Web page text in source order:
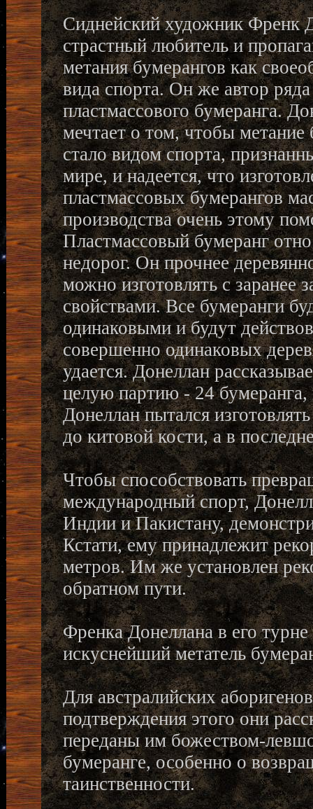
Сиднейский художник Френк
страстный любитель и
метания бумерангов как
вида спорта. Он же автор
пластмассового бумеранга.
мечтает о том, чтобы метание
стало видом спорта,
мире, и надеется, что
пластмассовых бумерангов
производства очень этому
Пластмассовый бумеранг
недорог. Он прочнее
можно изготовлять с заранее
свойствами. Все бумеранги
одинаковыми и будут
совершенно одинаковых
удается. Донеллан
целую партию - 24 бумеранга,
Донеллан пытался
до китовой кости, а в
Чтобы способствовать
международный спорт,
Индии и Пакистану,
Кстати, ему принадлежит
метров. Им же установлен
обратном пути.
Френка Донеллана в его
искуснейший метатель
Для австралийских
подтверждения этого они
переданы им божеством-
бумеранге, особенно о
таинственности.